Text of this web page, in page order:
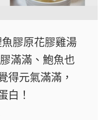
魚膠原花膠雞湯
滿滿、鮑魚也
得元氣滿滿，
白！